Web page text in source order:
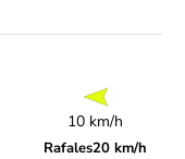
10 km/h
Rafales20 km/h